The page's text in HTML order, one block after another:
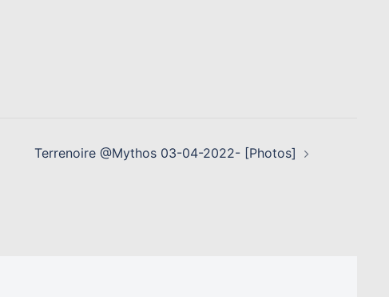
Terrenoire @Mythos 03-04-2022- [Photos]